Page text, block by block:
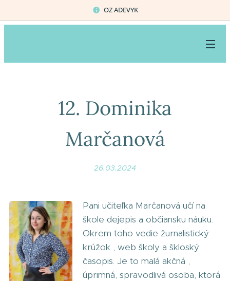
OZ ADEVYK
12. Dominika
Marčanová
26.03.2024
Pani učiteľka Marčanová učí na
škole dejepis a občiansku náuku.
Okrem toho vedie žurnalistický
krúžok , web školy a škloský
časopis. Je to malá akčná ,
úprimná, spravodlivá osoba, ktorá